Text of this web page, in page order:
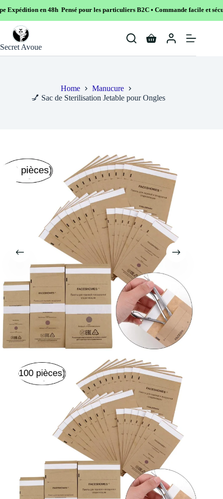
Pensé pour les particuliers B2C • Commande facile et sécurisé
content
Secret Avoue
Shopping
Home
Manucure
💅 Sac de Sterilisation Jetable pour Ongles